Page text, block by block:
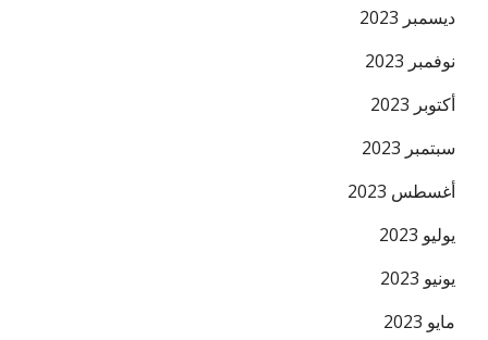
ديسمبر 2023
نوفمبر 2023
أكتوبر 2023
سبتمبر 2023
أغسطس 2023
يوليو 2023
يونيو 2023
مايو 2023